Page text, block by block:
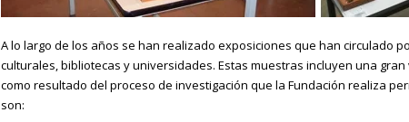
A lo largo de los años se han realizado exposiciones que han circulado
culturales, bibliotecas y universidades. Estas muestras incluyen una
como resultado del proceso de investigación que la Fundación realiza
son: